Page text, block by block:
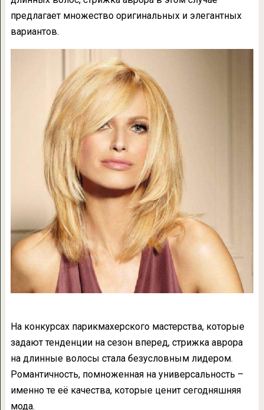
предлагает множество оригинальных и элегантных
вариантов.
На конкурсах парикмахерского мастерства, которые
задают тенденции на сезон вперед, стрижка аврора
на длинные волосы стала безусловным лидером.
Романтичность, помноженная на универсальность –
именно те её качества, которые ценит сегодняшняя
мода.